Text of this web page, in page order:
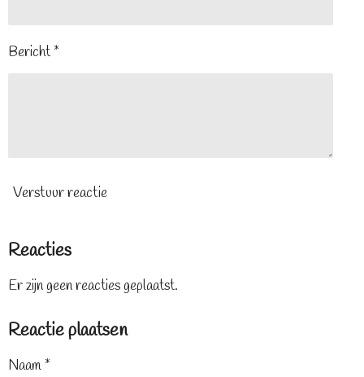
Bericht *
Verstuur reactie
Reacties
Er zijn geen reacties geplaatst.
Reactie plaatsen
Naam *